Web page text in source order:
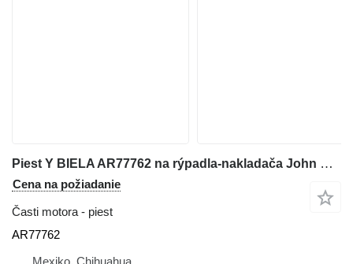
Piest Y BIELA AR77762 na rýpadla-nakladača John Deere 710C
Cena na požiadanie
Časti motora - piest
AR77762